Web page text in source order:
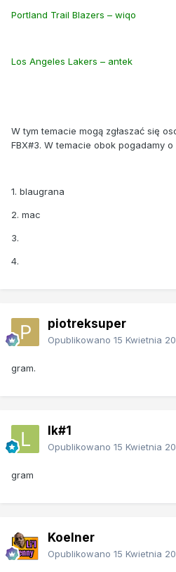
Portland Trail Blazers – wiqo
Los Angeles Lakers – antek
W tym temacie mogą zgłaszać się
FBX#3. W temacie obok pogadamy
1. blaugrana
2. mac
3.
4.
piotreksuper
Opublikowano 15 Kwietnia
gram.
lk#1
Opublikowano 15 Kwietnia
gram
Koelner
Opublikowano 15 Kwietnia